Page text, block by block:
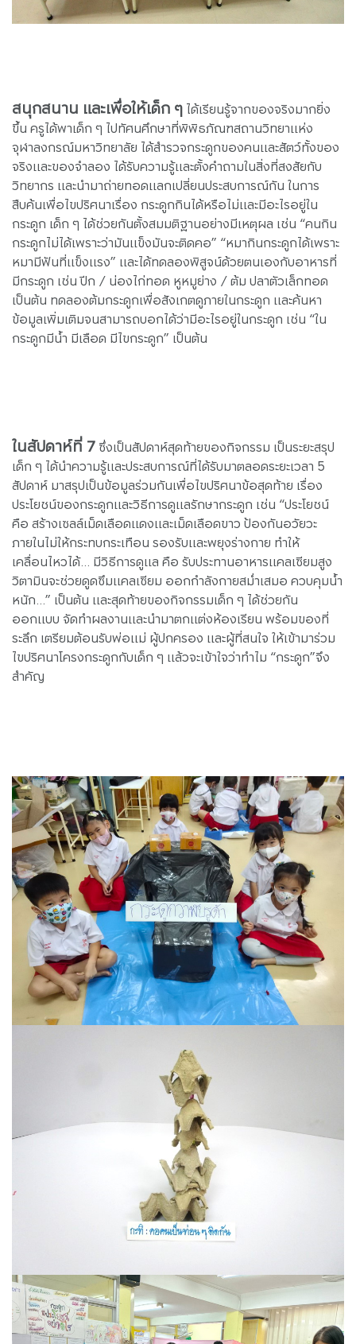
สนุกสนาน และเพื่อให้เด็ก ๆได้เรียนรู้จากของจริงมากยิ่ง
ขึ้น ครูได้พาเด็ก ๆ ไปทัศนศึกษาที่พิพิธภัณฑสถานวิทยาแห่ง
จุฬาลงกรณ์มหาวิทยาลัย ได้สำรวจกระดูกของคนและสัตว์ทั้งของ
จริงและของจำลอง ได้รับความรู้และตั้งคำถามในสิ่งที่สงสัยกับ
วิทยากร และนำมาถ่ายทอดแลกเปลี่ยนประสบการณ์กัน ในการ
สืบค้นเพื่อไขปริศนาเรื่อง กระดูกกินได้หรือไม่และมีอะไรอยู่ใน
กระดูก เด็ก ๆ ได้ช่วยกันตั้งสมมติฐานอย่างมีเหตุผล เช่น “คนกิน
กระดูกไม่ได้เพราะว่ามันแข็งมันจะติดคอ” “หมากินกระดูกได้เพราะ
หมามีฟันที่แข็งแรง” และได้ทดลองพิสูจน์ด้วยตนเองกับอาหารที่
มีกระดูก เช่น ปีก / น่องไก่ทอด หูหมูย่าง / ต้ม ปลาตัวเล็กทอด
เป็นต้น ทดลองต้มกระดูกเพื่อสังเกตดูภายในกระดูก และค้นหา
ข้อมูลเพิ่มเติมจนสามารถบอกได้ว่ามีอะไรอยู่ในกระดูก เช่น “ใน
กระดูกมีน้ำ มีเลือด มีไขกระดูก” เป็นต้น
ในสัปดาห์ที่ 7ซึ่งเป็นสัปดาห์สุดท้ายของกิจกรรม เป็นระยะสรุป
เด็ก ๆ ได้นำความรู้และประสบการณ์ที่ได้รับมาตลอดระยะเวลา 5
สัปดาห์ มาสรุปเป็นข้อมูลร่วมกันเพื่อไขปริศนาข้อสุดท้าย เรื่อง
ประโยชน์ของกระดูกและวิธีการดูแลรักษากระดูก เช่น “ประโยชน์
คือ สร้างเซลล์เม็ดเลือดแดงและเม็ดเลือดขาว ป้องกันอวัยวะ
ภายในไม่ให้กระทบกระเทือน รองรับและพยุงร่างกาย ทำให้
เคลื่อนไหวได้... มีวิธีการดูแล คือ รับประทานอาหารแคลเซียมสูง
วิตามินจะช่วยดูดซึมแคลเซียม ออกกำลังกายสม่ำเสมอ ควบคุมน้ำ
หนัก...” เป็นต้น และสุดท้ายของกิจกรรมเด็ก ๆ ได้ช่วยกัน
ออกแบบ จัดทำผลงานและนำมาตกแต่งห้องเรียน พร้อมของที่
ระลึก เตรียมต้อนรับพ่อแม่ ผู้ปกครอง และผู้ที่สนใจ ให้เข้ามาร่วม
ไขปริศนาโครงกระดูกกับเด็ก ๆ แล้วจะเข้าใจว่าทำไม “กระดูก”จึง
สำคัญ